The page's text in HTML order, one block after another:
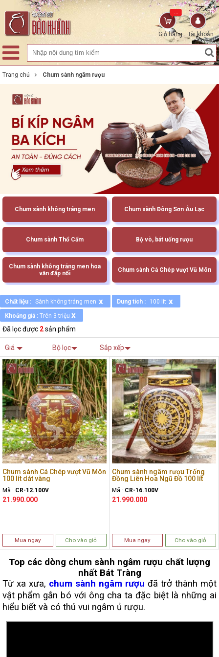
Tài khoản
Giỏ hàng
...
Trang chủ Chum sành ngâm rượu
Chum sành không tráng men Chum sành Đông Sơn Âu Lạc
Chum sành Thổ Cẩm Bộ vò, bát uống rượu
Chum sành không tráng men hoa
văn đắp nổi
Chum sành Cá Chép vượt Vũ Môn
Chất liệu : Sành không tráng men x Dung tích : 100 lit x
Khoảng giá : Trên 3 triệu x
Đã lọc được 2sản phẩm
Giá Bộ lọc Sắp xếp
Chum sành Cá Chép vượt Vũ Môn
100 lít dát vàng
Mã : CR-12.100V
21.990.000
Mua ngay Cho vào giỏ
Chum sành ngâm rượu Trống
Đồng Liên Hoa Ngũ Đồ 100 lít
Mã : CR-16.100V
21.990.000
Mua ngay Cho vào giỏ
Top các dòng chum sành ngâm rượu chất lượng
nhất Bát Tràng
Từ xa xưa, chum sành ngâm rượu đã trở thành một
vật phẩm gắn bó với ông cha ta đặc biệt là những ai
hiểu biết và có thú vui ngâm ủ rượu.